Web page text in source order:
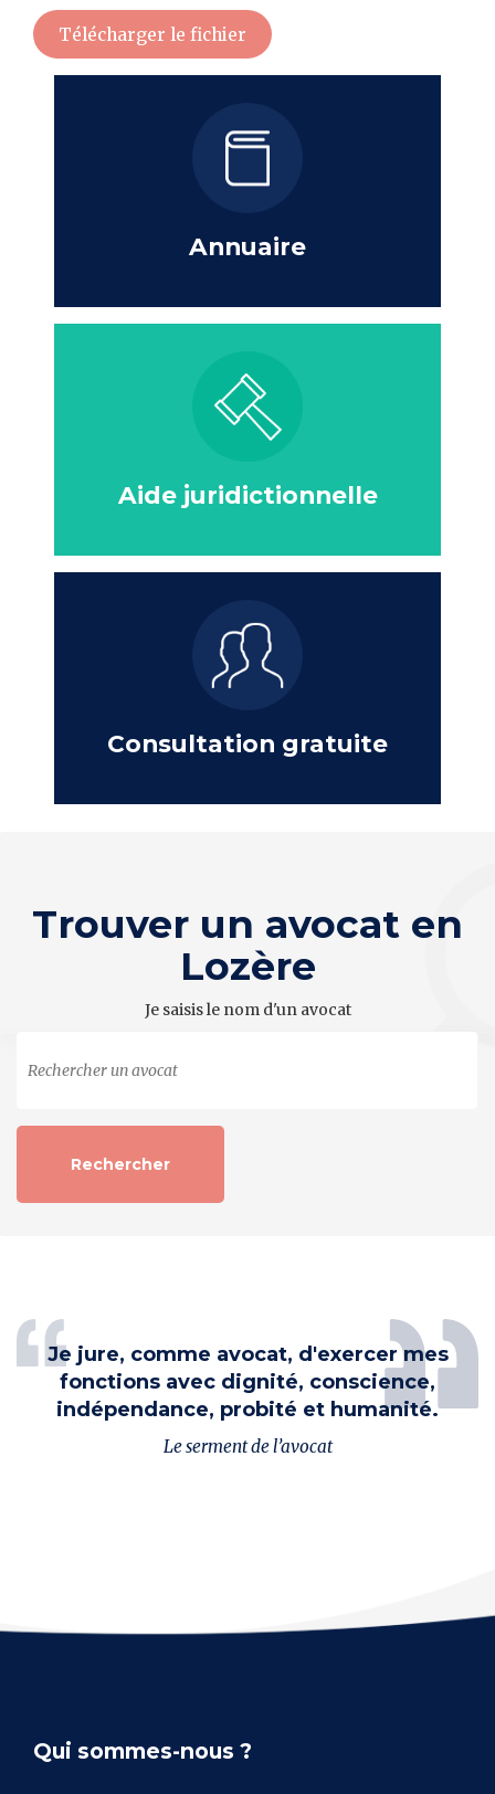
Télécharger le fichier
Annuaire
Aide juridictionnelle
Consultation gratuite
Trouver un avocat en
Lozère
Je saisis le nom d'un avocat
Je jure, comme avocat, d'exercer mes
fonctions avec dignité, conscience,
indépendance, probité et humanité.
Le serment de l’avocat
Qui sommes-nous ?